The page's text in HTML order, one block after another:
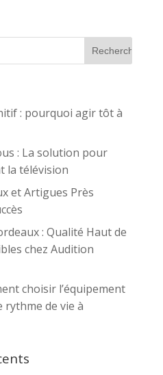
: pourquoi agir tôt à
: La solution pour
la télévision
et Artigues Près
: Qualité Haut de
chez Audition
choisir l’équipement
de vie à